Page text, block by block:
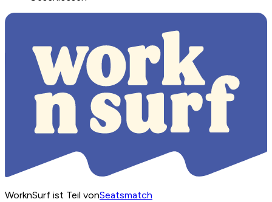
WorknSurf ist Teil vonSeatsmatch